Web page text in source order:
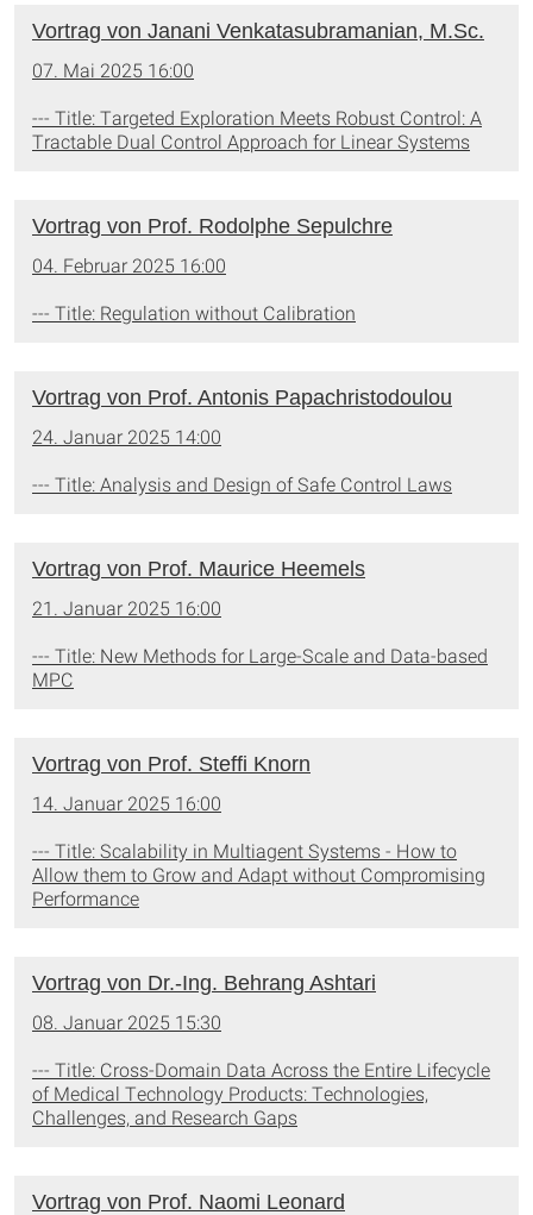
Vortrag von Janani Venkatasubramanian, M.Sc.
07. Mai 2025 16:00
--- Title: Targeted Exploration Meets Robust Control: A
Tractable Dual Control Approach for Linear Systems
Vortrag von Prof. Rodolphe Sepulchre
04. Februar 2025 16:00
--- Title: Regulation without Calibration
Vortrag von Prof. Antonis Papachristodoulou
24. Januar 2025 14:00
--- Title: Analysis and Design of Safe Control Laws
Vortrag von Prof. Maurice Heemels
21. Januar 2025 16:00
--- Title: New Methods for Large-Scale and Data-based
MPC
Vortrag von Prof. Steffi Knorn
14. Januar 2025 16:00
--- Title: Scalability in Multiagent Systems - How to
Allow them to Grow and Adapt without Compromising
Performance
Vortrag von Dr.-Ing. Behrang Ashtari
08. Januar 2025 15:30
--- Title: Cross-Domain Data Across the Entire Lifecycle
of Medical Technology Products: Technologies,
Challenges, and Research Gaps
Vortrag von Prof. Naomi Leonard